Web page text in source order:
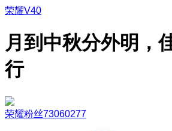
荣耀V40
月到中秋分外明，
行
荣耀粉丝73060277